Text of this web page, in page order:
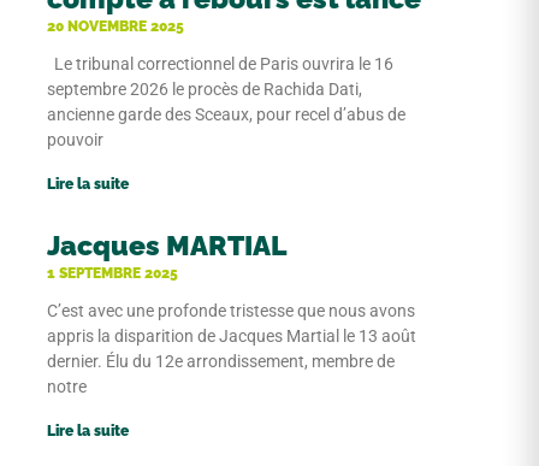
20 NOVEMBRE 2025
Le tribunal correctionnel de Paris ouvrira le 16
septembre 2026 le procès de Rachida Dati,
ancienne garde des Sceaux, pour recel d’abus de
pouvoir
Lire la suite
Jacques MARTIAL
1 SEPTEMBRE 2025
C’est avec une profonde tristesse que nous avons
appris la disparition de Jacques Martial le 13 août
dernier. Élu du 12e arrondissement, membre de
notre
Lire la suite